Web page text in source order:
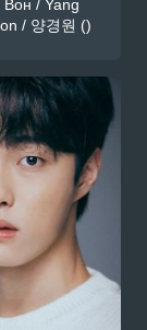
/ Yang
/ 양경원 ()